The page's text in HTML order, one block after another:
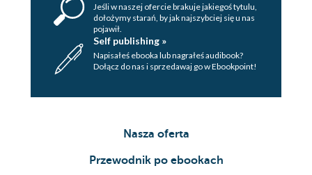
Jeśli w naszej ofercie brakuje jakiegoś tytulu,
dołożymy starań, by jak najszybciej się u nas
pojawił.
Self publishing »
Napisałeś ebooka lub nagrałeś audibook?
Dołącz do nas i sprzedawaj go w Ebookpoint!
Nasza oferta
Przewodnik po ebookach